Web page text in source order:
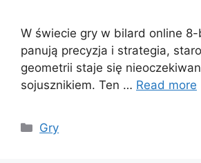
W świecie gry w bilard online
panują precyzja i strategia,
geometrii staje się
sojusznikiem. Ten … Read more
Categories
Gry